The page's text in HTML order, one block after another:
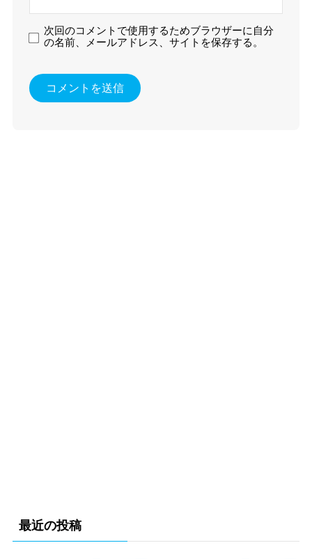
次回のコメントで使用するためブラウザーに自分
の名前、メールアドレス、サイトを保存する。
最近の投稿